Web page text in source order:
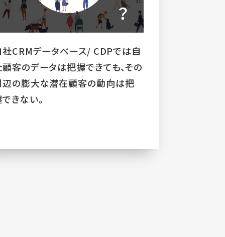
CRMデータベース/ CDPでは自
客のデータは把握できても、その
辺の膨大な潜在顧客の動向は把
きない。